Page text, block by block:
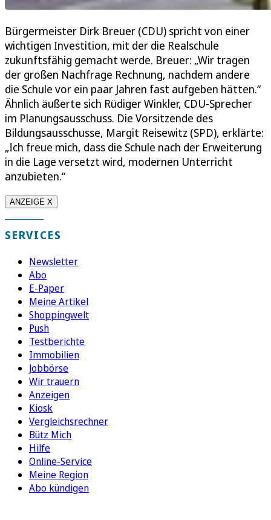
Bürgermeister Dirk Breuer (CDU) spricht von einer
wichtigen Investition, mit der die Realschule
zukunftsfähig gemacht werde. Breuer: „Wir tragen
der großen Nachfrage Rechnung, nachdem andere
die Schule vor ein paar Jahren fast aufgeben hätten.“
Ähnlich äußerte sich Rüdiger Winkler, CDU-Sprecher
im Planungsausschuss. Die Vorsitzende des
Bildungsausschusse, Margit Reisewitz (SPD), erklärte:
„Ich freue mich, dass die Schule nach der Erweiterung
in die Lage versetzt wird, modernen Unterricht
anzubieten.“
ANZEIGE X
SERVICES
Newsletter
Abo
E-Paper
Meine Artikel
Shoppingwelt
Push
Testberichte
Immobilien
Jobbörse
Wir trauern
Anzeigen
Kiosk
Vergleichsrechner
Bütz Mich
Hilfe
Online-Service
Meine Region
Abo kündigen